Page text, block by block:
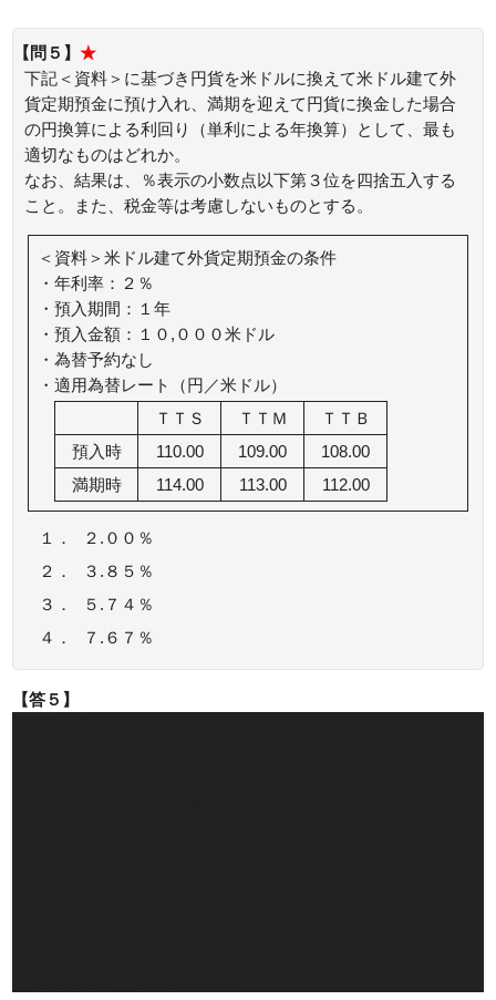
【問５】★
下記＜資料＞に基づき円貨を米ドルに換えて米ドル建て外
貨定期預金に預け入れ、満期を迎えて円貨に換金した場合
の円換算による利回り（単利による年換算）として、最も
適切なものはどれか。
なお、結果は、％表示の小数点以下第３位を四捨五入する
こと。また、税金等は考慮しないものとする。
＜資料＞米ドル建て外貨定期預金の条件
・年利率：２％
・預入期間：１年
・預入金額：１０,０００米ドル
・為替予約なし
・適用為替レート（円／米ドル）
ＴＴＳ
ＴＴＭ
ＴＴＢ
預入時
110.00 109.00
108.00
満期時
114.00 113.00 112.00
１．
２.００％
２．
３.８５％
３．
５.７４％
４．
７.６７％
【答５】